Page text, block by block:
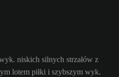
niskich silnych strzałów z
lotem piłki i szybszym wyk.